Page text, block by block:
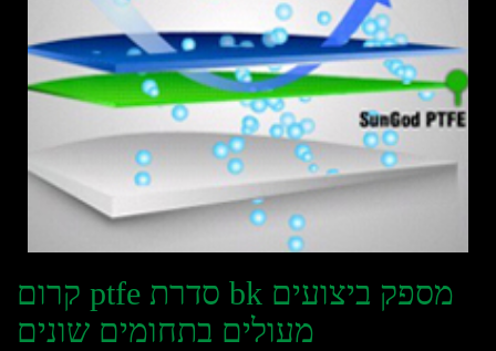
קרום ptfe סדרת bk מספק ביצועים
מעולים בתחומים שונים